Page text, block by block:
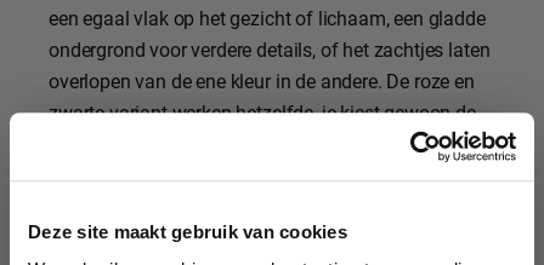
Deze site maakt gebruik van cookies
een egaal vlak op het gezicht of lichaam, een gladde
ondergrond voor verdere details, of het zachtjes laten
overlopen van de ene kleur in de andere. De roze en
zwarte variant werken hetzelfde, je kiest gewoon de
en holtes. Die gebruik je niet om een vlak te dekken,
10% korting?